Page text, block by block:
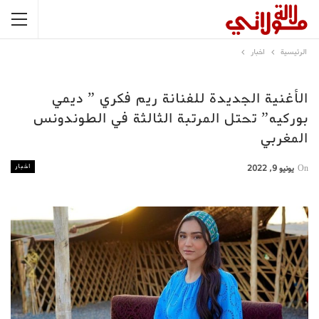
الرئيسية اخبار
الأغنية الجديدة للفنانة ريم فكري ” ديمي
بوركيه” تحتل المرتبة الثالثة في الطوندونس
المغربي
اخبار On يونيو 9, 2022